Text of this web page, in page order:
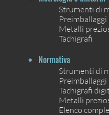
Strumenti di
Preimballaggi
Metalli
Tachigrafi
Normativa
Strumenti di
Preimballaggi
Tachigrafi
Metalli
Elenco